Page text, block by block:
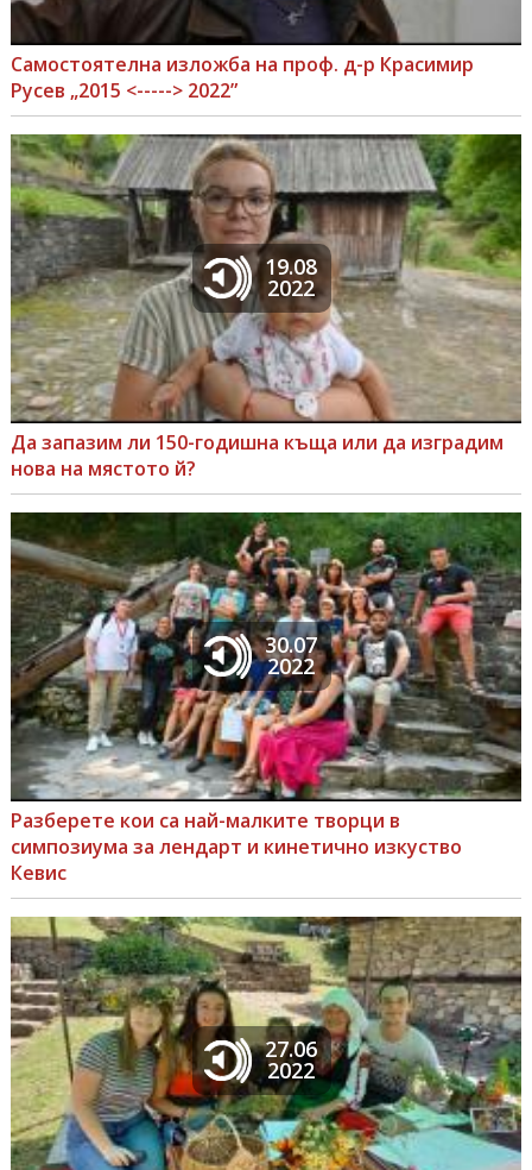
Самостоятелна изложба на проф. д-р Красимир
Русев „2015 <-----> 2022”
19.08
2022
Да запазим ли 150-годишна къща или да изградим
нова на мястото й?
30.07
2022
Разберете кои са най-малките творци в
симпозиума за лендарт и кинетично изкуство
Кевис
27.06
2022